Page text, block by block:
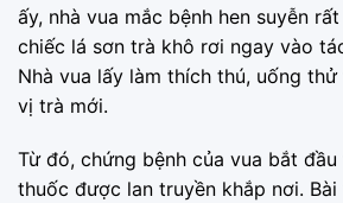
ấy, nhà vua mắc bệnh hen suyễn
chiếc lá sơn trà khô rơi ngay vào
Nhà vua lấy làm thích thú, uống
vị trà mới.
Từ đó, chứng bệnh của vua bắt
thuốc được lan truyền khắp nơi.